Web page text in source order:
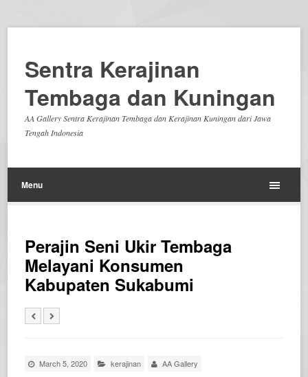
Sentra Kerajinan
Tembaga dan Kuningan
AA Gallery Sentra Kerajinan Tembaga dan Kerajinan Kuningan dari Jawa
Tengah Indonesia
Menu
Perajin Seni Ukir Tembaga
Melayani Konsumen
Kabupaten Sukabumi
March 5, 2020 kerajinan AA Gallery